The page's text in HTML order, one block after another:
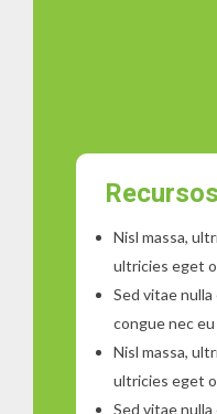
Nisl massa,
ultricies eget
Sed vitae
congue nec
Nisl massa,
ultricies eget
Sed vitae